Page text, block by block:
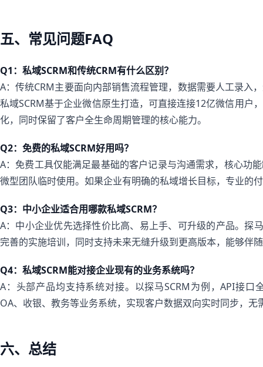
五、常见问题FAQ
Q1：私域SCRM和传统CRM有什么区别？
A：传统CRM主要面向内部销售流程管理，数据需要人工录入
私域SCRM基于企业微信原生打造，可直接连接12亿微信用户
化，同时保留了客户全生命周期管理的核心能力。
Q2：免费的私域SCRM好用吗？
A：免费工具仅能满足最基础的客户记录与沟通需求，核心功
微型团队临时使用。如果企业有明确的私域增长目标，专业的
Q3：中小企业适合用哪款私域SCRM？
A：中小企业优先选择性价比高、易上手、可升级的产品。探
完善的实施培训，同时支持未来无缝升级到更高版本，能够伴
Q4：私域SCRM能对接企业现有的业务系统吗？
A：头部产品均支持系统对接。以探马SCRM为例，API接口
OA、收银、教务等业务系统，实现客户数据双向实时同步，无
六、总结